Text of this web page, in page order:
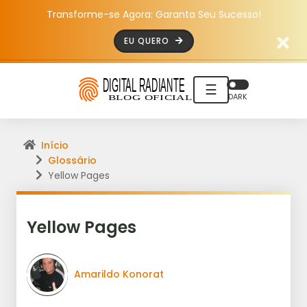
Transforme-se Agora: Garanta Seu Sucesso!
EU QUERO
☰ DARK
Início
Glossário
Yellow Pages
Yellow Pages
Amarildo Konorat